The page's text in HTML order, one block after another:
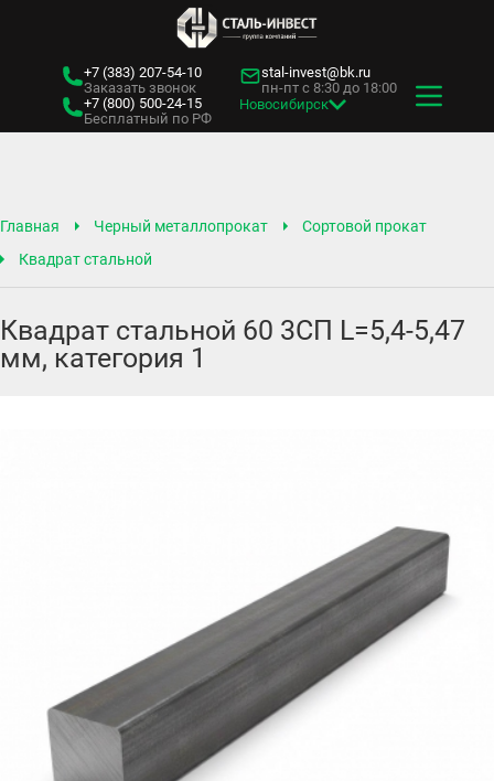
+7 (383) 207-54-10
Заказать звонок
+7 (800) 500-24-15
Бесплатный по РФ
stal-invest@bk.ru
пн-пт с 8:30 до 18:00
Новосибирск
Главная Черный металлопрокат
Сортовой прокат
Квадрат стальной
Квадрат стальной 60 3СП L=5,4-5,47
мм, категория 1